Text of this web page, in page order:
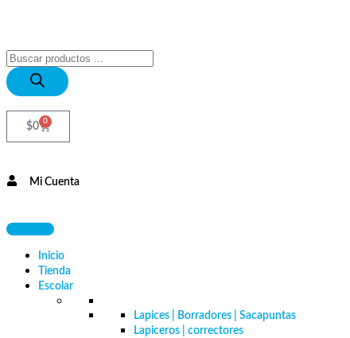
$0 0
Mi Cuenta
Inicio
Tienda
Escolar
Lapices | Borradores | Sacapuntas
Lapiceros | correctores